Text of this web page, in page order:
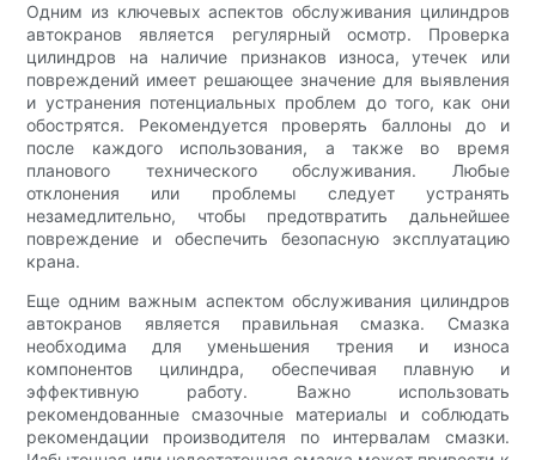
Одним из ключевых аспектов обслуживания цилиндров
автокранов является регулярный осмотр. Проверка
цилиндров на наличие признаков износа, утечек или
повреждений имеет решающее значение для выявления
и устранения потенциальных проблем до того, как они
обострятся. Рекомендуется проверять баллоны до и
после каждого использования, а также во время
планового технического обслуживания. Любые
отклонения или проблемы следует устранять
незамедлительно, чтобы предотвратить дальнейшее
повреждение и обеспечить безопасную эксплуатацию
крана.
Еще одним важным аспектом обслуживания цилиндров
автокранов является правильная смазка. Смазка
необходима для уменьшения трения и износа
компонентов цилиндра, обеспечивая плавную и
эффективную работу. Важно использовать
рекомендованные смазочные материалы и соблюдать
рекомендации производителя по интервалам смазки.